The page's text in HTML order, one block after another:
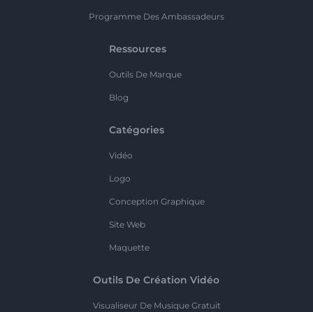
Programme Des Ambassadeurs
Ressources
Outils De Marque
Blog
Catégories
Vidéo
Logo
Conception Graphique
Site Web
Maquette
Outils De Création Vidéo
Visualiseur De Musique Gratuit